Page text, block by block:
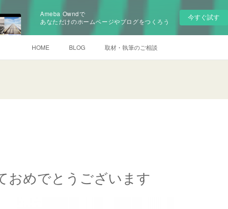
Ameba Owndで
あなただけのホームページやブログをつくろう
今すぐ試す
HOME BLOG 取材・執筆のご相談
おめでとうございます